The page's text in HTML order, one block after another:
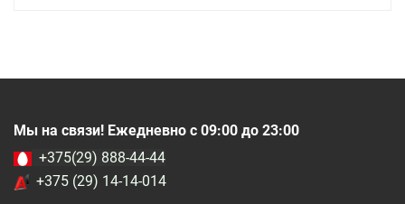
Мы на связи! Ежедневно с 09:00 до 23:00
+375(29) 888-44-44
+375 (29) 14-14-014